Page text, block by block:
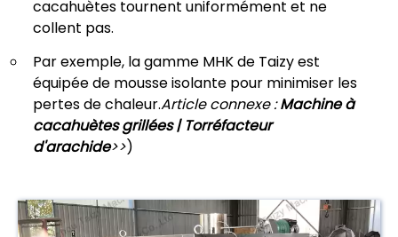
cacahuètes tournent uniformément et ne
collent pas.
Par exemple, la gamme MHK de Taizy est
équipée de mousse isolante pour minimiser les
pertes de chaleur.Article connexe : Machine à
cacahuètes grillées | Torréfacteur
d'arachide>>)